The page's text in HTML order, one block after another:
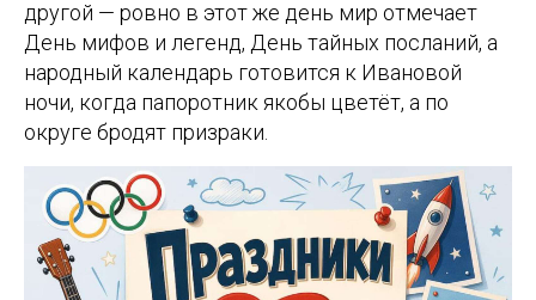
другой — ровно в этот же день мир отмечает
День мифов и легенд, День тайных посланий, а
народный календарь готовится к Ивановой
ночи, когда папоротник якобы цветёт, а по
округе бродят призраки.